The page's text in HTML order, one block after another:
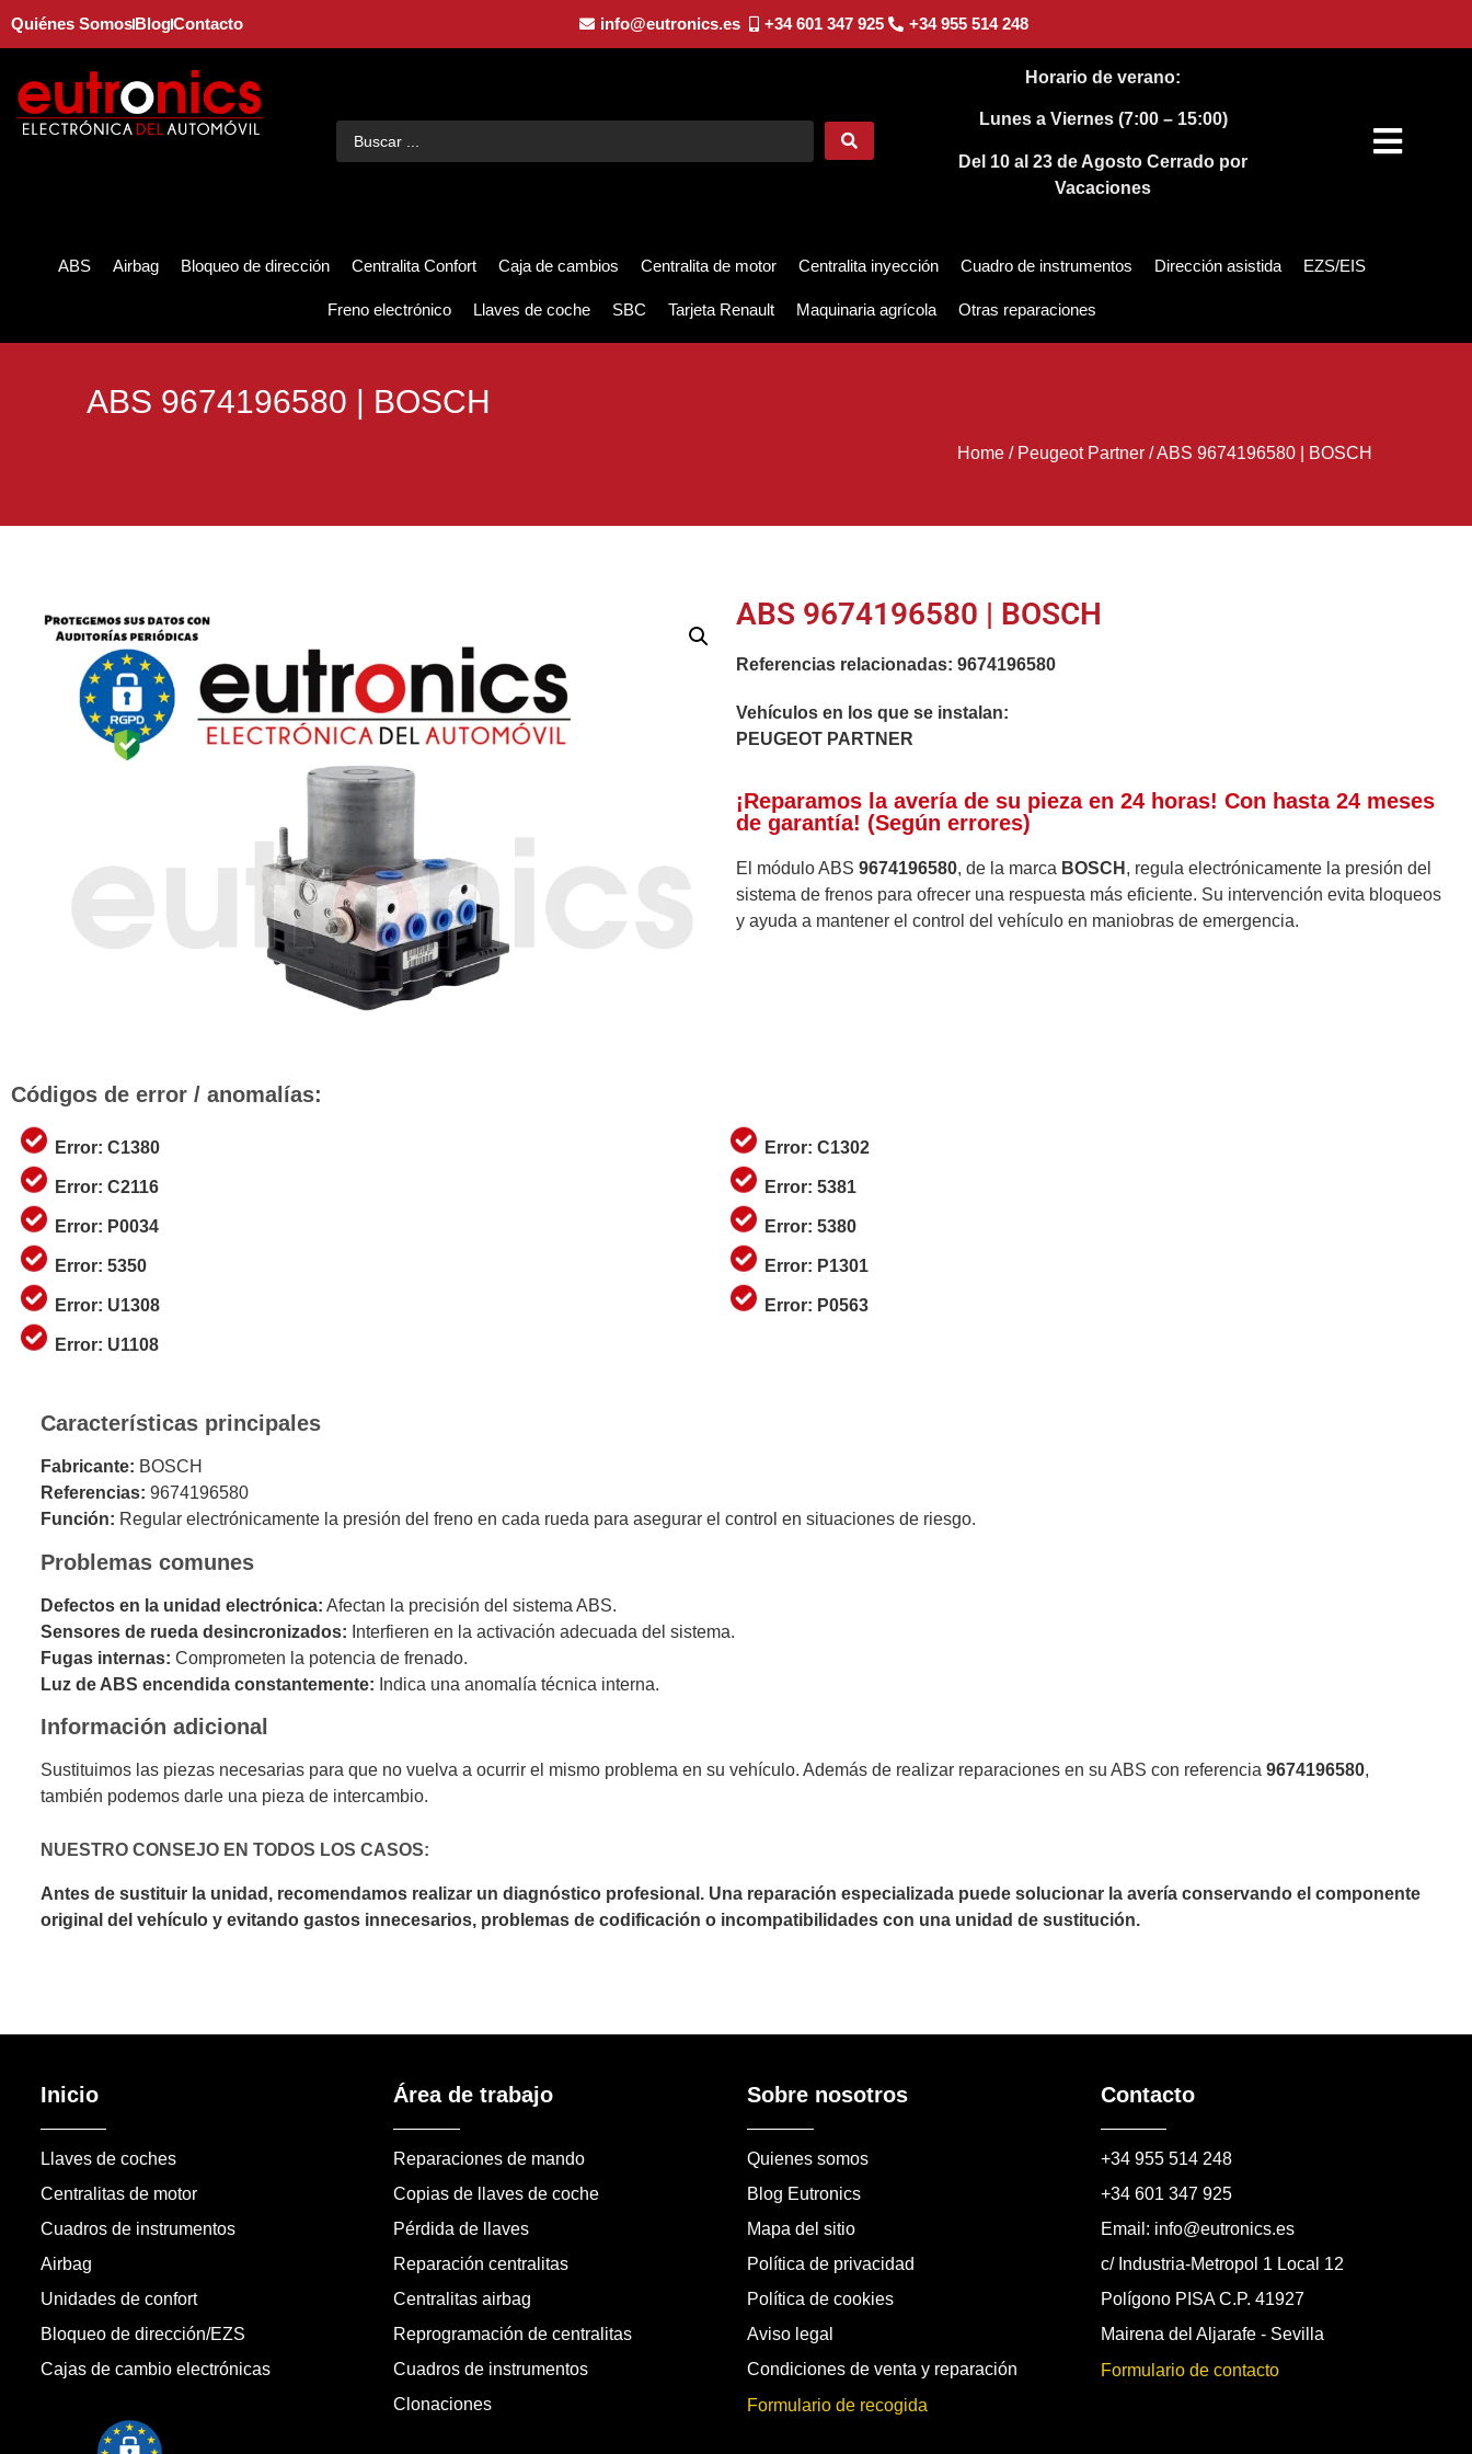
Quiénes SomosBlogContacto info@eutronics.es +34 601 347 925 +34 955 514 248
Horario de verano:
Lunes a Viernes (7:00 – 15:00)
Del 10 al 23 de AgostoCerrado por
Vacaciones
ABS Airbag Bloqueo de dirección Centralita Confort Caja de cambios Centralita de motor Centralita inyección Cuadro de instrumentos Dirección asistida EZS/EIS
Freno electrónico Llaves de coche SBC Tarjeta Renault Maquinaria agrícola Otras reparaciones
ABS 9674196580 | BOSCH
Home/ Peugeot Partner/ABS 9674196580 | BOSCH
ABS 9674196580 | BOSCH
Referencias relacionadas: 9674196580
Vehículos en los que se instalan:
PEUGEOT PARTNER
¡Reparamos la avería de su pieza en 24 horas! Con hasta 24 meses
de garantía! (Según errores)
El módulo ABS 9674196580, de la marca BOSCH , regula electrónicamente la presión del
sistema de frenos para ofrecer una respuesta más eficiente. Su intervención evita bloqueos
y ayuda a mantener el control del vehículo en maniobras de emergencia.
Códigos de error / anomalías:
Error: C1380
Error: C2116
Error: P0034
Error: 5350
Error: U1308
Error: U1108
Error: C1302
Error: 5381
Error: 5380
Error: P1301
Error: P0563
Características principales
Fabricante: BOSCH
Referencias: 9674196580
Función: Regular electrónicamente la presión del freno en cada rueda para asegurar el control en situaciones de riesgo.
Problemas comunes
Defectos en la unidad electrónica: Afectan la precisión del sistema ABS.
Sensores de rueda desincronizados: Interfieren en la activación adecuada del sistema.
Fugas internas: Comprometen la potencia de frenado.
Luz de ABS encendida constantemente: Indica una anomalía técnica interna.
Información adicional
Sustituimos las piezas necesarias para que no vuelva a ocurrir el mismo problema en su vehículo. Además de realizar reparaciones en su ABS con referencia 9674196580,
también podemos darle una pieza de intercambio.
NUESTRO CONSEJO EN TODOS LOS CASOS:
Antes de sustituir la unidad, recomendamos realizar un diagnóstico profesional. Una reparación especializada puede solucionar la avería conservando el componente
original del vehículo y evitando gastos innecesarios, problemas de codificación o incompatibilidades con una unidad de sustitución.
Inicio
Llaves de coches
Centralitas de motor
Cuadros de instrumentos
Airbag
Unidades de confort
Bloqueo de dirección/EZS
Cajas de cambio electrónicas
Área de trabajo
Reparaciones de mando
Copias de llaves de coche
Pérdida de llaves
Reparación centralitas
Centralitas airbag
Reprogramación de centralitas
Cuadros de instrumentos
Clonaciones
Sobre nosotros
Quienes somos
Blog Eutronics
Mapa del sitio
Política de privacidad
Política de cookies
Aviso legal
Condiciones de venta y reparación
Formulario de recogida
Contacto
+34 955 514 248
+34 601 347 925
Email: info@eutronics.es
c/ Industria-Metropol 1 Local 12
Polígono PISA C.P. 41927
Mairena del Aljarafe - Sevilla
Formulario de contacto